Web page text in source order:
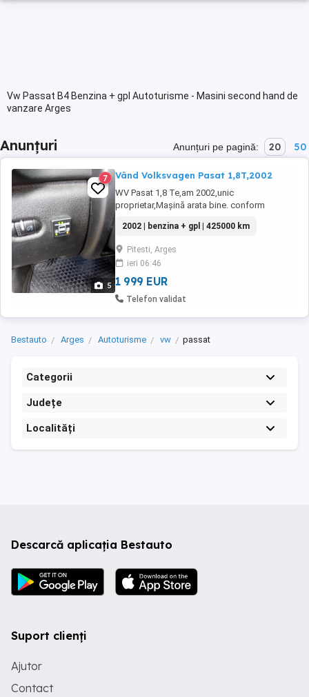
Vw Passat B4 Benzina + gpl Autoturisme - Masini second hand de
vanzare Arges
Anunțuri Anunțuri pe pagină: 20 50
5
7 Vând Volksvagen Pasat 1,8T,2002
WV Pasat 1,8 Te,am 2002,unic
proprietar,Mașină arata bine. conform
valabil,dotare cu gaz și benzina,consum gaz
7 100,an 2002
2002 | benzina + gpl | 425000 km
Pitesti, Arges
ieri 06:46
1 999 EUR
Telefon validat
Bestauto Arges Autoturisme vw passat
Categorii
Județe
Localități
Descarcă aplicația Bestauto
Suport clienți
Ajutor
Contact